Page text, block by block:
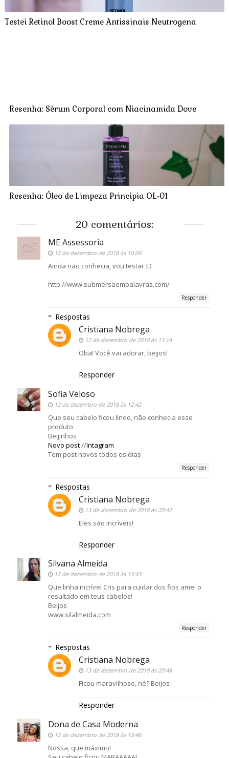
Testei Retinol Boost Creme Antissinais Neutrogena
Resenha: Sérum Corporal com Niacinamida Dove
Resenha: Óleo de Limpeza Principia OL-01
20 comentários:
ME Assessoria
12 de dezembro de 2018 às 10:04
Ainda não conhecia, vou testar :D
http://www.submersaempalavras.com/
Responder
Respostas
Cristiana Nobrega
12 de dezembro de 2018 às 11:14
Oba! Você vai adorar, beijos!
Responder
Sofia Veloso
12 de dezembro de 2018 às 12:42
Que seu cabelo ficou lindo, não conhecia esse
produto
Beijinhos
Novo post//Intagram
Tem post novos todos os dias
Responder
Respostas
Cristiana Nobrega
13 de dezembro de 2018 às 20:47
Eles são incríveis!
Responder
Silvana Almeida
12 de dezembro de 2018 às 13:43
Que linha incrível Cris para cuidar dos fios amei o
resultado em teus cabelos!
Beijos
www.silalmeida.com
Responder
Respostas
Cristiana Nobrega
13 de dezembro de 2018 às 20:48
Ficou maravilhoso, né? Beijos
Responder
Dona de Casa Moderna
12 de dezembro de 2018 às 13:46
Nossa, que máximo!